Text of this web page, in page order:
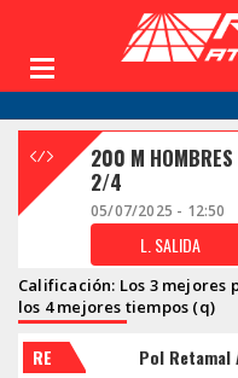
200 M HOMBRES
2/4
05/07/2025 - 12:50
L. SALIDA
Calificación: Los 3 mejores
los 4 mejores tiempos (q)
RE Pol Retamal